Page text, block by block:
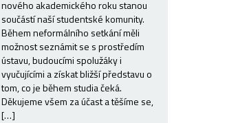
nového akademického roku stanou
součástí naší studentské komunity.
Během neformálního setkání měli
možnost seznámit se s prostředím
ústavu, budoucími spolužáky i
vyučujícími a získat bližší představu o
tom, co je během studia čeká.
Děkujeme všem za účast a těšíme se,
[…]